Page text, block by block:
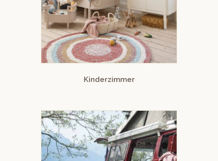
Kinderzimmer